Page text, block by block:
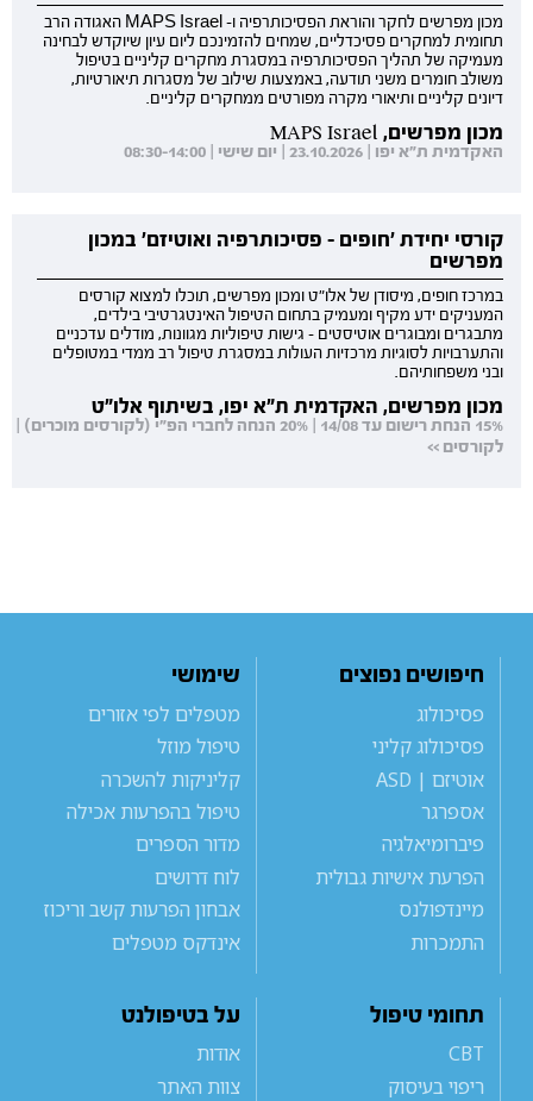
מכון מפרשים לחקר והוראת הפסיכותרפיה ו- MAPS Israel האגודה הרב
תחומית למחקרים פסיכדליים, שמחים להזמינכם ליום עיון שיוקדש לבחינה
מעמיקה של תהליך הפסיכותרפיה במסגרת מחקרים קליניים בטיפול
משולב חומרים משני תודעה, באמצעות שילוב של מסגרות תיאורטיות,
דיונים קליניים ותיאורי מקרה מפורטים ממחקרים קליניים.
מכון מפרשים, MAPS Israel
האקדמית ת"א יפו | 23.10.2026 | יום שישי | 08:30-14:00
קורסי יחידת 'חופים - פסיכותרפיה ואוטיזם' במכון
מפרשים
במרכז חופים, מיסודן של אלו"ט ומכון מפרשים, תוכלו למצוא קורסים
המעניקים ידע מקיף ומעמיק בתחום הטיפול האינטגרטיבי בילדים,
מתבגרים ומבוגרים אוטיסטים - גישות טיפוליות מגוונות, מודלים עדכניים
והתערבויות לסוגיות מרכזיות העולות במסגרת טיפול רב ממדי במטופלים
ובני משפחותיהם.
מכון מפרשים, האקדמית ת"א יפו, בשיתוף אלו"ט
15% הנחת רישום עד 14/08 | 20% הנחה לחברי הפ"י (לקורסים מוכרים) |
לקורסים >>
חיפושים נפוצים
פסיכולוג
פסיכולוג קליני
אוטיזם | ASD
אספרגר
פיברומיאלגיה
הפרעת אישיות גבולית
מיינדפולנס
התמכרות
שימושי
מטפלים לפי אזורים
טיפול מוזל
קליניקות להשכרה
טיפול בהפרעות אכילה
מדור הספרים
לוח דרושים
אבחון הפרעות קשב וריכוז
אינדקס מטפלים
תחומי טיפול
CBT
ריפוי בעיסוק
על בטיפולנט
אודות
צוות האתר